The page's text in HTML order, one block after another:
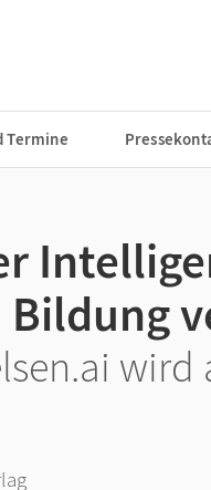
Termine